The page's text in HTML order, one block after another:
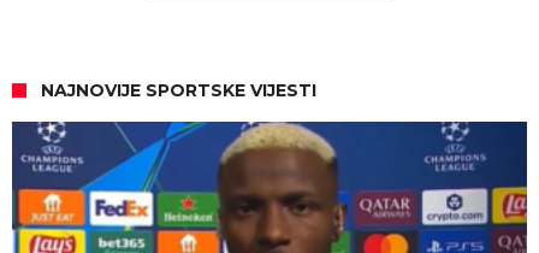
NAJNOVIJE SPORTSKE VIJESTI